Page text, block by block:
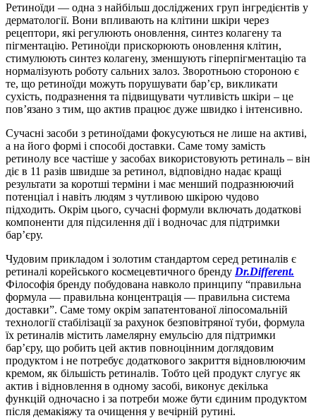
Ретиноїди — одна з найбільш досліджених груп інгредієнтів у
дерматології. Вони впливають на клітини шкіри через
рецептори, які регулюють оновлення, синтез колагену та
пігментацію. Ретиноїди прискорюють оновлення клітин,
стимулюють синтез колагену, зменшують гіперпігментацію та
нормалізують роботу сальних залоз. Зворотньою стороною є
те, що ретиноїди можуть порушувати бар’єр, викликати
сухість, подразнення та підвищувати чутливість шкіри – це
пов’язано з тим, що актив працює дуже швидко і інтенсивно.
Сучасні засоби з ретиноїдами фокусуються не лише на активі,
а на його формі і способі доставки. Саме тому замість
ретинолу все частіше у засобах використовують ретиналь – він
діє в 11 разів швидше за ретинол, відповідно надає кращі
результати за коротші терміни і має менший подразнюючий
потенціал і навіть людям з чутливою шкірою чудово
підходить. Окрім цього, сучасні формули включать додаткові
компоненти для підсилення дії і водночас для підтримки
бар’єру.
Чудовим прикладом і золотим стандартом серед ретиналів є
ретиналі корейського космецевтичного бренду Dr.Different.
Філософія бренду побудована навколо принципу “правильна
формула — правильна концентрація — правильна система
доставки”. Саме тому окрім запатентованої ліпосомальній
технології стабілізації за рахунок безповітряної туби, формула
їх ретиналів містить ламелярну емульсію для підтримки
бар’єру, що робить цей актив повноцінним доглядовим
продуктом і не потребує додаткового закриття відновлюючим
кремом, як більшість ретиналів. Тобто цей продукт слугує як
актив і відновлення в одному засобі, виконує декілька
функцій одночасно і за потреби може бути єдиним продуктом
після демакіяжу та очищення у вечірній рутині.